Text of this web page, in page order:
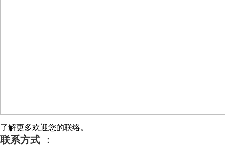
了解更多欢迎您的联络。
联系方式 ：